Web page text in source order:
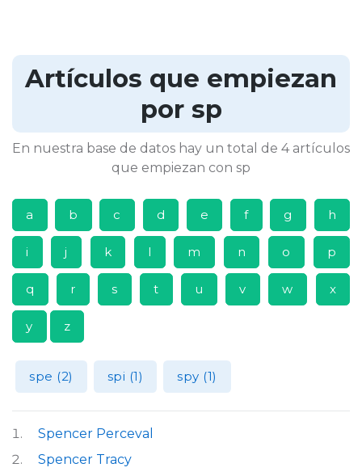
Artículos que empiezan
por sp
En nuestra base de datos hay un total de 4 artículos
que empiezan con sp
a b c d e f g h
i j k l m n o p
q r s t u v w x
y z
spe (2) spi (1) spy (1)
Spencer Perceval
Spencer Tracy